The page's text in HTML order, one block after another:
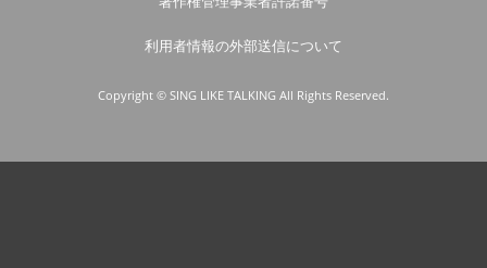
利用者情報の外部送信について
Copyright © SING LIKE TALKING All Rights Reserved.